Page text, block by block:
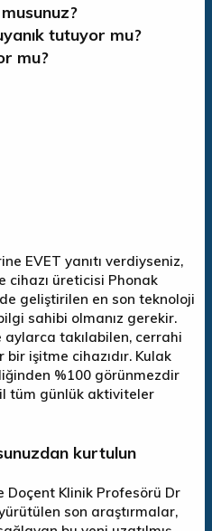
tutuyor mu?
mu?
EVET yanıtı verdiyseniz,
cihazı üreticisi Phonak
geliştirilen en son teknoloji
sahibi olmanız gerekir.
aylarca takılabilen, cerrahi
işitme cihazıdır. Kulak
%100 görünmezdir
tüm günlük aktiviteler
kurtulun
Klinik Profesörü Dr
son araştırmalar,